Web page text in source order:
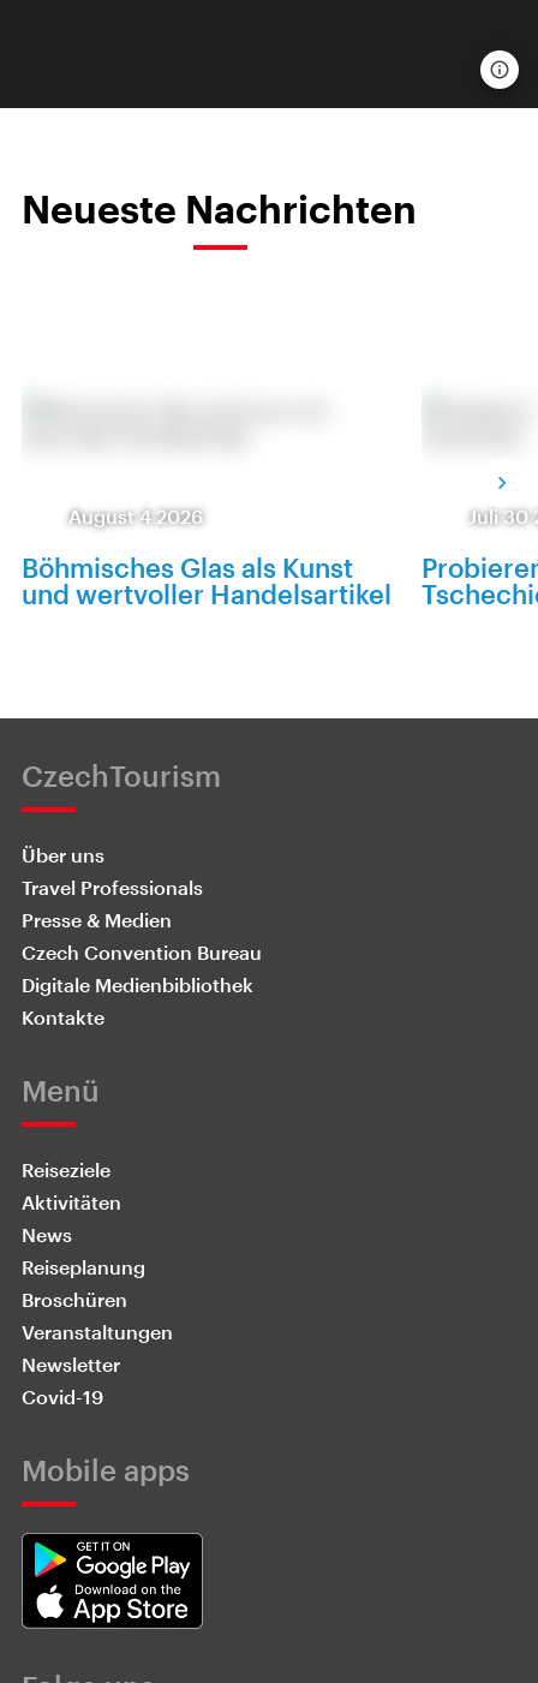
Neueste Nachrichten
August 4 2026
Böhmisches Glas als Kunst
und wertvoller Handelsartikel
Juli 30
CzechTourism
Über uns
Travel Professionals
Presse & Medien
Czech Convention Bureau
Digitale Medienbibliothek
Kontakte
Menü
Reiseziele
Aktivitäten
News
Reiseplanung
Broschüren
Veranstaltungen
Newsletter
Covid-19
Mobile apps